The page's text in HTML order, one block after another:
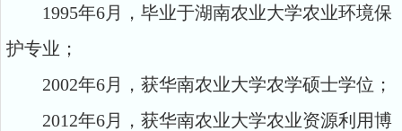
1995年6月，毕业于湖南农业大学农业环境保
护专业；
2002年6月，获华南农业大学农学硕士学位；
2012年6月，获华南农业大学农业资源利用博